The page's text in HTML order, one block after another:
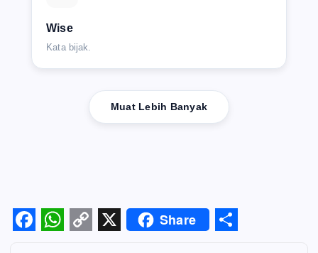
Wise
Kata bijak.
Muat Lebih Banyak
Share